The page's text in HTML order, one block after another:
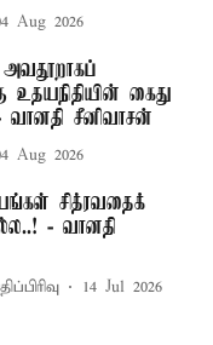
Aug 2026
உதயநிதியின் கைது
சீனிவாசன்
Aug 2026
சித்ரவதைக்
- வானதி
14 Jul 2026